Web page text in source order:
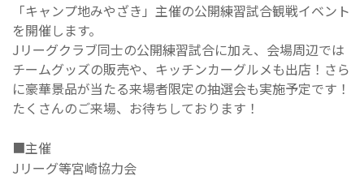
「キャンプ地みやざき」主催の公開練習試合観戦イベント
を開催します。
Jリーグクラブ同士の公開練習試合に加え、会場周辺では
チームグッズの販売や、キッチンカーグルメも出店！さら
に豪華景品が当たる来場者限定の抽選会も実施予定です！
たくさんのご来場、お待ちしております！
■主催
Jリーグ等宮崎協力会